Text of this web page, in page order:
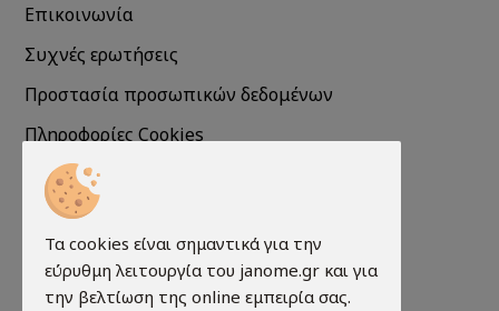
Επικοινωνία
Συχνές ερωτήσεις
Προστασία προσωπικών δεδομένων
Πληροφορίες Cookies
Πληροφορίες
Τρόποι παραγγελίας
Τρόποι πληρωμής
Τα cookies είναι σημαντικά για την
εύρυθμη λειτουργία του janome.gr και για
την βελτίωση της online εμπειρία σας.